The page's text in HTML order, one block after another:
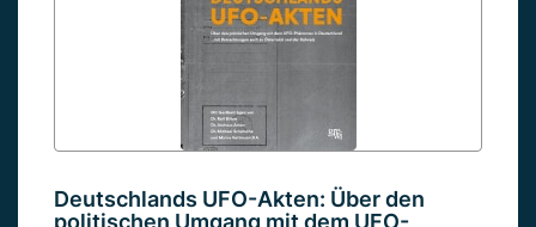
Deutschlands UFO-Akten: Über den
politischen Umgang mit dem UFO-